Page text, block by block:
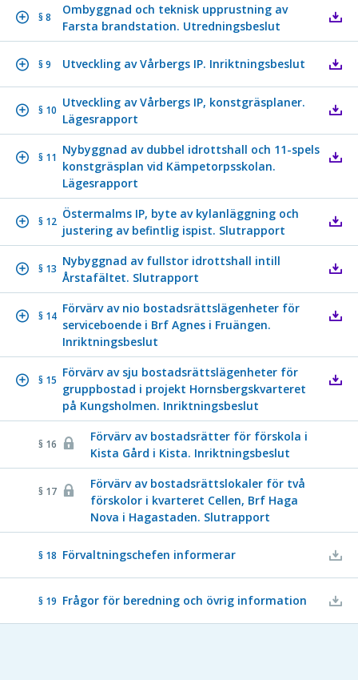
§ 8
Ombyggnad och teknisk upprustning av
Farsta brandstation. Utredningsbeslut
§ 9 Utveckling av Vårbergs IP. Inriktningsbeslut
§ 10
Utveckling av Vårbergs IP, konstgräsplaner.
Lägesrapport
§ 11
Nybyggnad av dubbel idrottshall och 11-spels
konstgräsplan vid Kämpetorpsskolan.
Lägesrapport
§ 12
Östermalms IP, byte av kylanläggning och
justering av befintlig ispist. Slutrapport
§ 13
Nybyggnad av fullstor idrottshall intill
Årstafältet. Slutrapport
§ 14
Förvärv av nio bostadsrättslägenheter för
serviceboende i Brf Agnes i Fruängen.
Inriktningsbeslut
§ 15
Förvärv av sju bostadsrättslägenheter för
gruppbostad i projekt Hornsbergskvarteret
på Kungsholmen. Inriktningsbeslut
§ 16
Förvärv av bostadsrätter för förskola i
Kista Gård i Kista. Inriktningsbeslut
§ 17
Förvärv av bostadsrättslokaler för två
förskolor i kvarteret Cellen, Brf Haga
Nova i Hagastaden. Slutrapport
§ 18 Förvaltningschefen informerar
§ 19 Frågor för beredning och övrig information